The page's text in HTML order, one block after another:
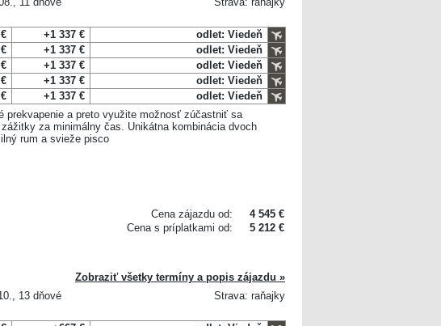
+1 337 €
odlet: Viedeň
+1 337 €
odlet: Viedeň
+1 337 €
odlet: Viedeň
+1 337 €
odlet: Viedeň
+1 337 €
odlet: Viedeň
prekvapenie a preto využite možnosť zúčastniť sa
za minimálny čas. Unikátna kombinácia dvoch
rum a svieže pisco
Cena zájazdu od:
4 545 €
Cena s príplatkami od:
5 212 €
Zobraziť všetky termíny a popis zájazdu »
13 dňové
Strava: raňajky